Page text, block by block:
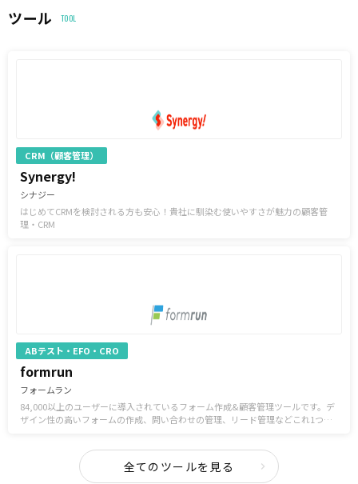
ツール TOOL
CRM（顧客管理）
Synergy!
シナジー
はじめてCRMを検討される方も安心！貴社に馴染む使いやすさが魅力の顧客管
理・CRM
ABテスト・EFO・CRO
formrun
フォームラン
84,000以上のユーザーに導入されているフォーム作成&顧客管理ツールです。デ
ザイン性の高いフォームの作成、問い合わせの管理、リード管理などこれ1つで
全てのツールを見る